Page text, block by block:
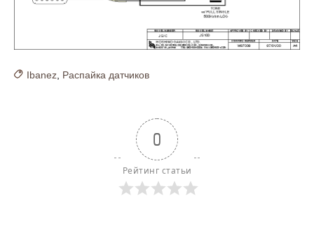
Ibanez Распайка датчиков
0
Рейтинг статьи